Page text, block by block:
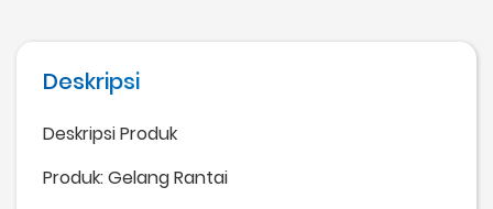
Deskripsi
Deskripsi Produk
Produk: Gelang Rantai